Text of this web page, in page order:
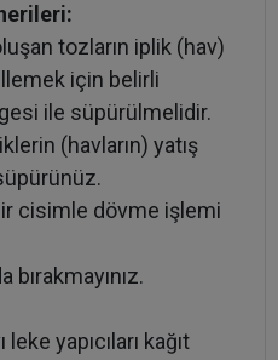
tozların iplik (hav)
için belirli
ile süpürülmelidir.
(havların) yatış
cisimle dövme işlemi
bırakmayınız.
yapıcıları kağıt